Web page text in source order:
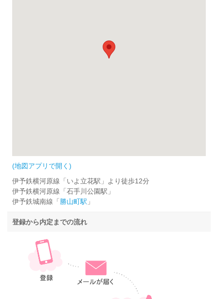
(地図アプリで開く)
伊予鉄横河原線「いよ立花駅」より徒歩12分
伊予鉄横河原線「石手川公園駅」
伊予鉄城南線「 勝山町駅 」
登録から内定までの流れ